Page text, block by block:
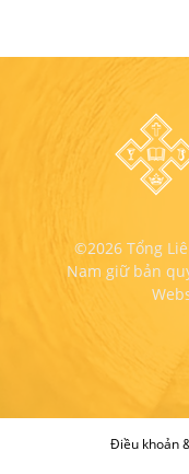
©2026 Tổng
Nam giữ bản
Điều khoản